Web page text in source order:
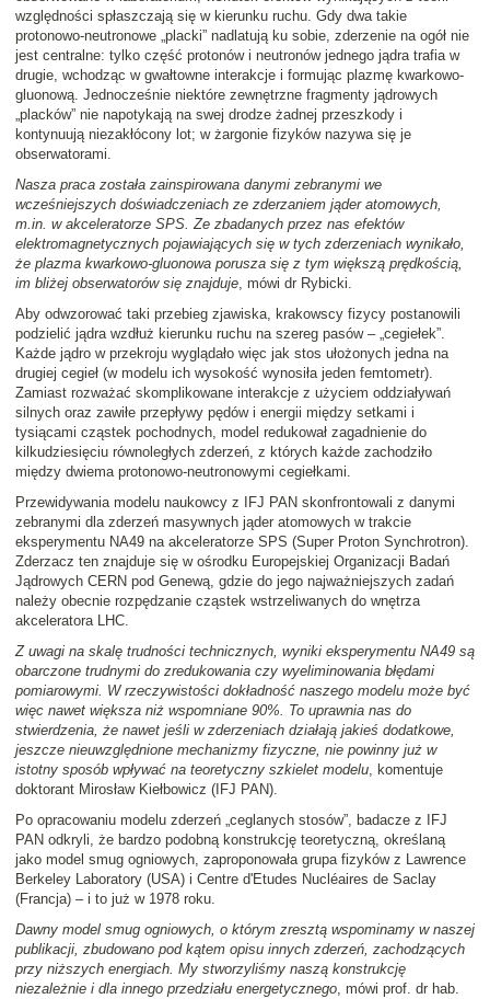
względności spłaszczają się w kierunku ruchu. Gdy dwa takie
protonowo-neutronowe „placki” nadlatują ku sobie, zderzenie na ogół nie
jest centralne: tylko część protonów i neutronów jednego jądra trafia w
drugie, wchodząc w gwałtowne interakcje i formując plazmę kwarkowo-
gluonową. Jednocześnie niektóre zewnętrzne fragmenty jądrowych
„placków” nie napotykają na swej drodze żadnej przeszkody i
kontynuują niezakłócony lot; w żargonie fizyków nazywa się je
obserwatorami.
Nasza praca została zainspirowana danymi zebranymi we
wcześniejszych doświadczeniach ze zderzaniem jąder atomowych,
m.in. w akceleratorze SPS. Ze zbadanych przez nas efektów
elektromagnetycznych pojawiających się w tych zderzeniach wynikało,
że plazma kwarkowo-gluonowa porusza się z tym większą prędkością,
im bliżej obserwatorów się znajduje, mówi dr Rybicki.
Aby odwzorować taki przebieg zjawiska, krakowscy fizycy postanowili
podzielić jądra wzdłuż kierunku ruchu na szereg pasów – „cegiełek”.
Każde jądro w przekroju wyglądało więc jak stos ułożonych jedna na
drugiej cegieł (w modelu ich wysokość wynosiła jeden femtometr).
Zamiast rozważać skomplikowane interakcje z użyciem oddziaływań
silnych oraz zawiłe przepływy pędów i energii między setkami i
tysiącami cząstek pochodnych, model redukował zagadnienie do
kilkudziesięciu równoległych zderzeń, z których każde zachodziło
między dwiema protonowo-neutronowymi cegiełkami.
Przewidywania modelu naukowcy z IFJ PAN skonfrontowali z danymi
zebranymi dla zderzeń masywnych jąder atomowych w trakcie
eksperymentu NA49 na akceleratorze SPS (Super Proton Synchrotron).
Zderzacz ten znajduje się w ośrodku Europejskiej Organizacji Badań
Jądrowych CERN pod Genewą, gdzie do jego najważniejszych zadań
należy obecnie rozpędzanie cząstek wstrzeliwanych do wnętrza
akceleratora LHC.
Z uwagi na skalę trudności technicznych, wyniki eksperymentu NA49 są
obarczone trudnymi do zredukowania czy wyeliminowania błędami
pomiarowymi. W rzeczywistości dokładność naszego modelu może być
więc nawet większa niż wspomniane 90%. To uprawnia nas do
stwierdzenia, że nawet jeśli w zderzeniach działają jakieś dodatkowe,
jeszcze nieuwzględnione mechanizmy fizyczne, nie powinny już w
istotny sposób wpływać na teoretyczny szkielet modelu, komentuje
doktorant Mirosław Kiełbowicz (IFJ PAN).
Po opracowaniu modelu zderzeń „ceglanych stosów”, badacze z IFJ
PAN odkryli, że bardzo podobną konstrukcję teoretyczną, określaną
jako model smug ogniowych, zaproponowała grupa fizyków z Lawrence
Berkeley Laboratory (USA) i Centre d'Etudes Nucléaires de Saclay
(Francja) – i to już w 1978 roku.
Dawny model smug ogniowych, o którym zresztą wspominamy w naszej
publikacji, zbudowano pod kątem opisu innych zderzeń, zachodzących
przy niższych energiach. My stworzyliśmy naszą konstrukcję
niezależnie i dla innego przedziału energetycznego, mówi prof. dr hab.